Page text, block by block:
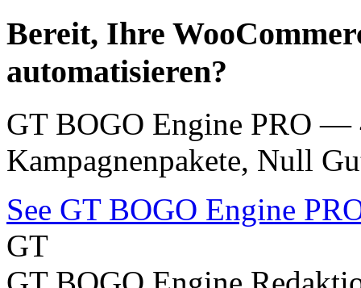
Bereit, Ihre
automatisieren?
GT BOGO Engine PRO —
Kampagnenpakete, Null
See GT BOGO Engine
GT